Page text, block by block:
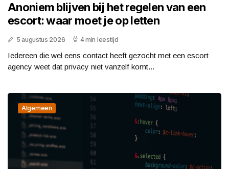
Anoniem blijven bij het regelen van een
escort: waar moet je op letten
5 augustus 2026 4 min leestijd
Iedereen die wel eens contact heeft gezocht met een escort
agency weet dat privacy niet vanzelf komt...
Algemeen